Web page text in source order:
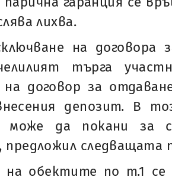
лихва.
на договора
търга
на договор за
депозит. В
може да покани за
предложил следващата
на обектите по т.1 се